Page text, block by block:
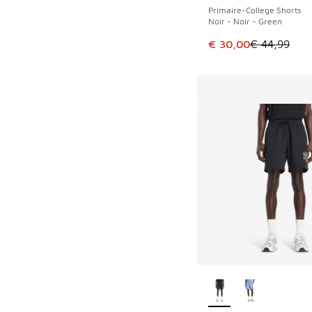
Primaire-College Shorts
Noir - Noir - Green
Cet article est en
€ 30,00€ 44,99